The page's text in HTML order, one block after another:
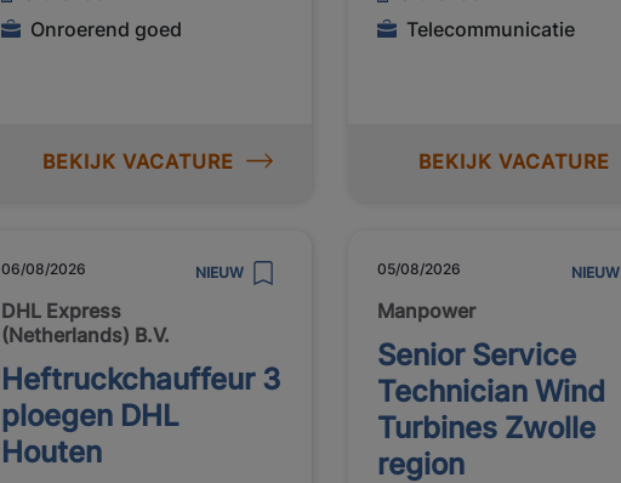
Onroerend goed
BEKIJK VACATURE
Telecommunicatie
BEKIJK VACATURE
06/08/2026 NIEUW
DHL Express
(Netherlands) B.V.
Heftruckchauffeur 3
ploegen DHL
Houten
05/08/2026 NIEUW
Manpower
Senior Service
Technician Wind
Turbines Zwolle
region